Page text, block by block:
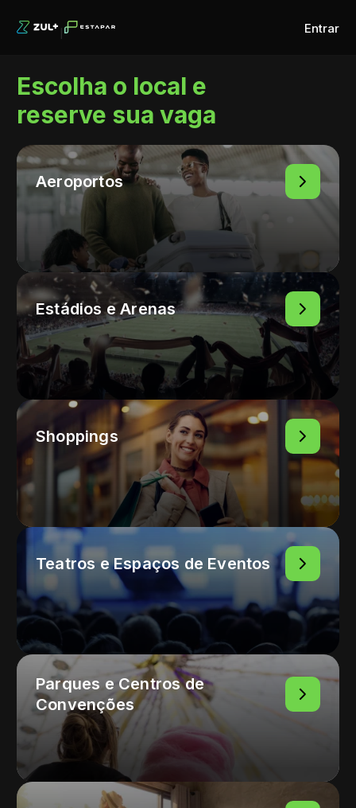
Entrar
Escolha o local e
reserve sua vaga
Aeroportos
Estádios e Arenas
Shoppings
Teatros e Espaços de Eventos
Parques e Centros de
Convenções